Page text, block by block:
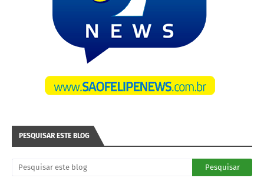
PESQUISAR ESTE BLOG